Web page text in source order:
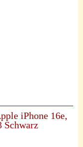
iPhone 16e,
Schwarz